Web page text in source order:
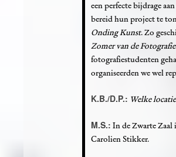
een perfecte bijdrage
bereid hun project te
Onding Kunst. Zo
Zomer van de Fotografie
fotografiestudenten
organiseerden we wel
K.B./D.P.: Welke
M.S.: In de Zwarte Zaal
Carolien Stikker.